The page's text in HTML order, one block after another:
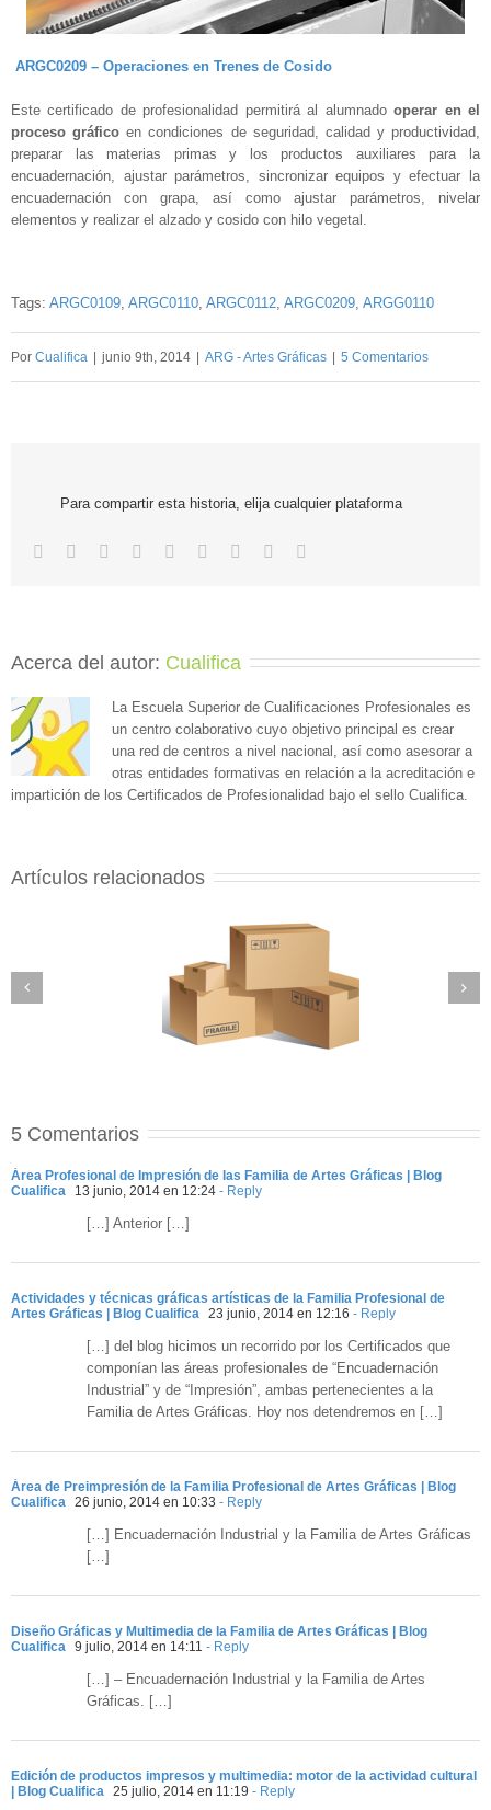
ARGC0209 – Operaciones en Trenes de Cosido
Este certificado de profesionalidad permitirá al alumnadooperar en el
proceso gráfico en condiciones de seguridad, calidad y productividad,
preparar las materias primas y los productos auxiliares para la
encuadernación, ajustar parámetros, sincronizar equipos y efectuar la
encuadernación con grapa, así como ajustar parámetros, nivelar
elementos y realizar el alzado y cosido con hilo vegetal.
Tags: ARGC0109 ARGC0110 ARGC0112 ARGC0209 ARGG0110
Por Cualifica | junio 9th, 2014 | ARG - Artes Gráficas | 5 Comentarios
Para compartir esta historia, elija cualquier plataforma
Acerca del autor: Cualifica
La Escuela Superior de Cualificaciones Profesionales es
un centro colaborativo cuyo objetivo principal es crear
una red de centros a nivel nacional, así como asesorar a
otras entidades formativas en relación a la acreditación e
impartición de los Certificados de Profesionalidad bajo el sello Cualifica.
Artículos relacionados
5 Comentarios
Área Profesional de Impresión de las Familia de Artes Gráficas | Blog
Cualifica
13 junio, 2014 en 12:24 - Reply
[…] Anterior […]
Actividades y técnicas gráficas artísticas de la Familia Profesional de
Artes Gráficas | Blog Cualifica
23 junio, 2014 en 12:16 - Reply
[…] del blog hicimos un recorrido por los Certificados que
componían las áreas profesionales de “Encuadernación
Industrial” y de “Impresión”, ambas pertenecientes a la
Familia de Artes Gráficas. Hoy nos detendremos en […]
Área de Preimpresión de la Familia Profesional de Artes Gráficas | Blog
Cualifica
26 junio, 2014 en 10:33 - Reply
[…] Encuadernación Industrial y la Familia de Artes Gráficas
[…]
Diseño Gráficas y Multimedia de la Familia de Artes Gráficas | Blog
Cualifica
9 julio, 2014 en 14:11 - Reply
[…] – Encuadernación Industrial y la Familia de Artes
Gráficas. […]
Edición de productos impresos y multimedia: motor de la actividad cultural
| Blog Cualifica
25 julio, 2014 en 11:19 - Reply